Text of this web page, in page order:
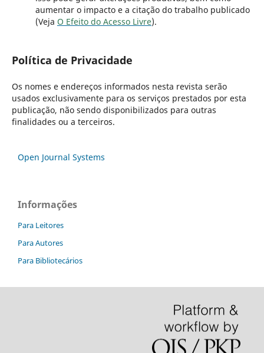
aumentar o impacto e a citação do trabalho publicado
(Veja O Efeito do Acesso Livre).
Política de Privacidade
Os nomes e endereços informados nesta revista serão
usados exclusivamente para os serviços prestados por esta
publicação, não sendo disponibilizados para outras
finalidades ou a terceiros.
Open Journal Systems
Informações
Para Leitores
Para Autores
Para Bibliotecários